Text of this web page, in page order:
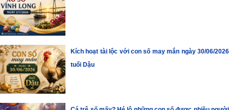
Kích hoạt tài lộc với con số may mắn ngày 30/06/2026
tuổi Dậu